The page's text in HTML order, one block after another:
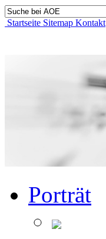
Startseite Sitemap Kontakt
Porträt